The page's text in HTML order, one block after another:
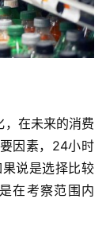
，在未来的消费
因素，24小时
说是选择比较
在考察范围内